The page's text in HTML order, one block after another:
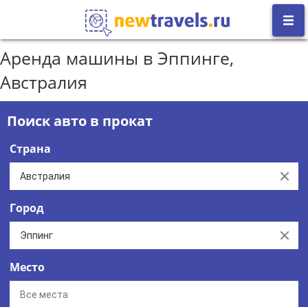
Аренда машины в Эппинге,
Австралия
Поиск авто в прокат
Страна
Clear
Город
Clear
Место